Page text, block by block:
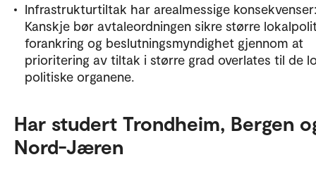
Infrastrukturtiltak har arealmessige konsekvenser:
Kanskje bør avtaleordningen sikre større
forankring og beslutningsmyndighet gjennom at
prioritering av tiltak i større grad overlates til de
politiske organene.
Har studert Trondheim, Bergen
Nord-Jæren